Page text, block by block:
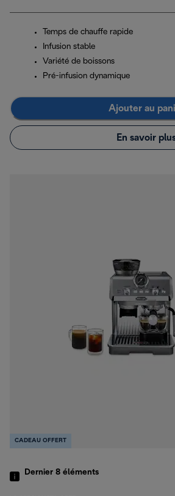
Temps de chauffe rapide
Infusion stable
Variété de boissons
Pré-infusion dynamique
Ajouter au
En savoir
CADEAU OFFERT
Dernier 8 éléments